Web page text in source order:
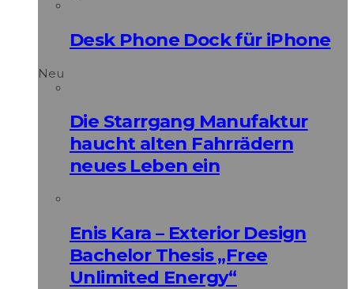
Desk Phone Dock für iPhone
Neu
Die Starrgang Manufaktur
haucht alten Fahrrädern
neues Leben ein
Enis Kara – Exterior Design
Bachelor Thesis „Free
Unlimited Energy“